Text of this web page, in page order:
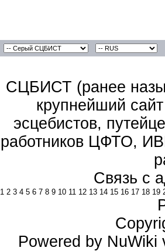
СЦБИСТ (ранее
крупнейший
эсцебистов,
работников ЦФТО,
Связь с
1 2 3 4 5 6 7 8 9 10 11 12 13 14 15 16 17 18 19
Powered by